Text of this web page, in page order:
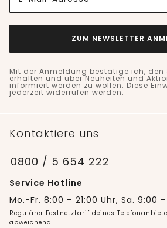
ZUM NEWSLETTER
Mit der Anmeldung bestätige ich, den
erhalten und über Neuheiten und
informiert werden zu wollen. Diese
jederzeit widerrufen werden.
Kontaktiere uns
0800 / 5 654 222
Service Hotline
Mo.-Fr. 8:00 – 21:00 Uhr, Sa. 9:00
Regulärer Festnetztarif deines
abweichend.